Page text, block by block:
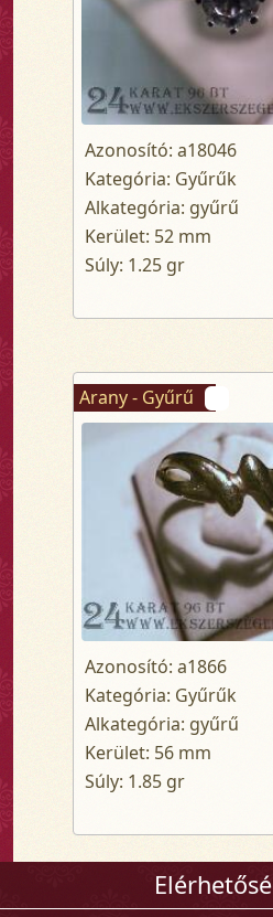
Azonosító: a18046
Kategória: Gyűrűk
Alkategória: gyűrű
Kerület: 52 mm
Súly: 1.25 gr
Arany - Gyűrű
Azonosító: a1866
Kategória: Gyűrűk
Alkategória: gyűrű
Kerület: 56 mm
Súly: 1.85 gr